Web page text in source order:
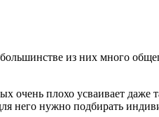
из них много
плохо усваивает даже
него нужно подбирать